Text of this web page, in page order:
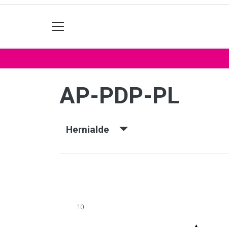
AP-PDP-PL
Hernialde
10